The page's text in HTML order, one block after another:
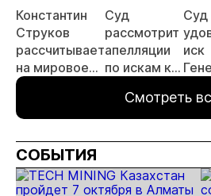
Константин
Струков
рассчитывает
на мировое
соглашение с
Суд
рассмотрит
апелляции
по искам к
Струкову
Суд
иск
Смотреть
СОБЫТИЯ